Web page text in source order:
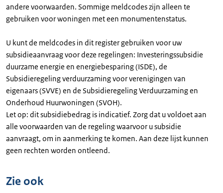
andere voorwaarden. Sommige meldcodes zijn alleen te
gebruiken voor woningen met een monumentenstatus.
U kunt de meldcodes in dit register gebruiken voor uw
subsidieaanvraag voor deze regelingen: Investeringssubsidie
duurzame energie en energiebesparing (ISDE), de
Subsidieregeling verduurzaming voor verenigingen van
eigenaars (SVVE) en de Subsidieregeling Verduurzaming en
Onderhoud Huurwoningen (SVOH).
Let op: dit subsidiebedrag is indicatief. Zorg dat u voldoet aan
alle voorwaarden van de regeling waarvoor u subsidie
aanvraagt, om in aanmerking te komen. Aan deze lijst kunnen
geen rechten worden ontleend.
Zie ook